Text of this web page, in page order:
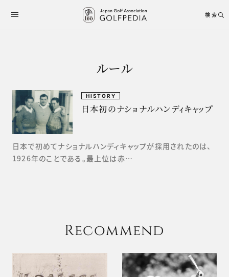
検索
ルール
HISTORY
日本初のナショナルハンディキャップ
日本で初めてナショナルハンディキャップが採用されたのは、
1926年のことである。最上位は赤…
Recommend